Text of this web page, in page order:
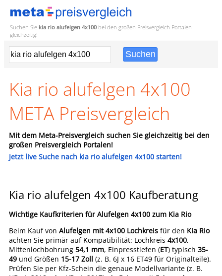
Suchen Sie kia rio alufelgen 4x100 bei den großen Preisvergleich Portalen
gleichzeitig!
Kia rio alufelgen 4x100
META Preisvergleich
Mit dem Meta-Preisvergleich suchen Sie gleichzeitig bei den
großen Preisvergleich Portalen!
Jetzt live Suche nach kia rio alufelgen 4x100 starten!
Kia rio alufelgen 4x100 Kaufberatung
Wichtige Kaufkriterien für Alufelgen 4x100 zum Kia Rio
Beim Kauf von Alufelgen mit 4x100 Lochkreis für den Kia Rio
achten Sie primär auf Kompatibilität: Lochkreis 4x100,
Mittenlochbohrung 54,1 mm, Einpresstiefen (ET) typisch 35-
49 und Größen 15-17 Zoll (z. B. 6J x 16 ET49 für Originalteile).
Prüfen Sie per Kfz-Schein die genaue Modellvariante (z. B.